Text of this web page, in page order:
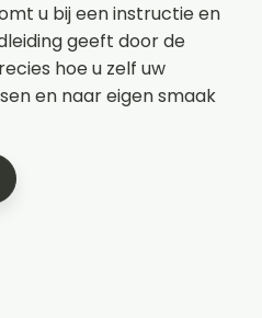
u bij een instructie en
geeft door de
hoe u zelf uw
en naar eigen smaak